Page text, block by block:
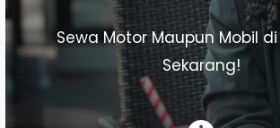
Sewa Motor Maupun Mobil di
Sekarang!